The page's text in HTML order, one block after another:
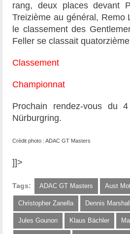
rang, deux places devant
Treizième au général, Remo
le classement des
Feller se classait
Classement
Championnat
Prochain rendez-vous du
Nürburgring.
Crédit photo : ADAC GT Masters
]]>
Tags: ADAC GT Masters Aust
Christopher Zanella Dennis Marshall
Jules Gounon Klaus Bächler